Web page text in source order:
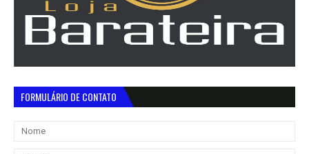
FORMULÁRIO DE CONTATO